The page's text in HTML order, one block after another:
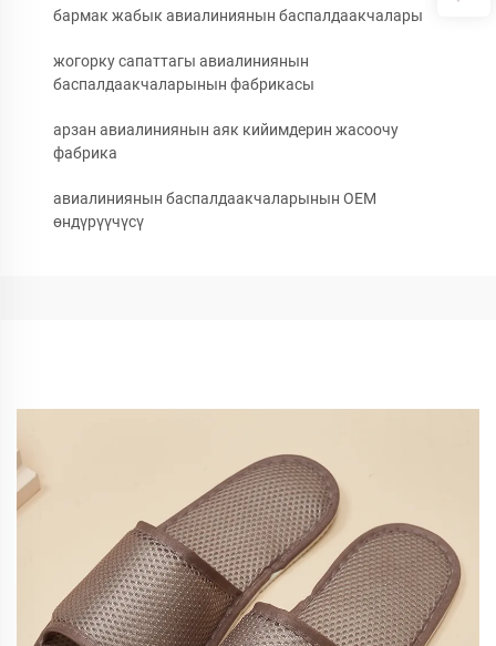
бармак жабык авиалиниянын баспалдаакчалары
жогорку сапаттагы авиалиниянын
баспалдаакчаларынын фабрикасы
арзан авиалиниянын аяк кийимдерин жасоочу
фабрика
авиалиниянын баспалдаакчаларынын OEM
өндүрүүчүсү